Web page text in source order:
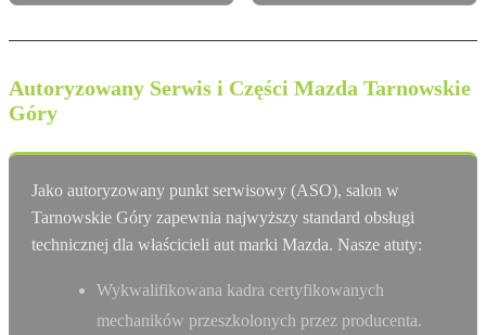
Autoryzowany Serwis i Części Mazda Tarnowskie
Góry
Jako autoryzowany punkt serwisowy (ASO), salon w
Tarnowskie Góry zapewnia najwyższy standard obsługi
technicznej dla właścicieli aut marki Mazda. Nasze atuty:
Wykwalifikowana kadra certyfikowanych
mechaników przeszkolonych przez producenta.